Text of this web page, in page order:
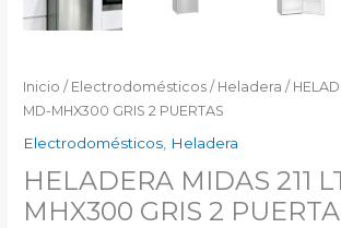
Inicio / Electrodomésticos / Heladera /
MD-MHX300 GRIS 2 PUERTAS
Electrodomésticos Heladera
HELADERA MIDAS 211
MHX300 GRIS 2